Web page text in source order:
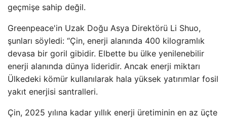
geçmişe sahip değil.
Greenpeace'in Uzak Doğu Asya Direktörü Li Shuo,
şunları söyledi: “Çin, enerji alanında 400 kilogramlık
devasa bir goril gibidir. Elbette bu ülke yenilenebilir
enerji alanında dünya lideridir. Ancak enerji miktarı
Ülkedeki kömür kullanılarak hala yüksek yatırımlar fosil
yakıt enerjisi santralleri.
Çin, 2025 yılına kadar yıllık enerji üretiminin en az üçte